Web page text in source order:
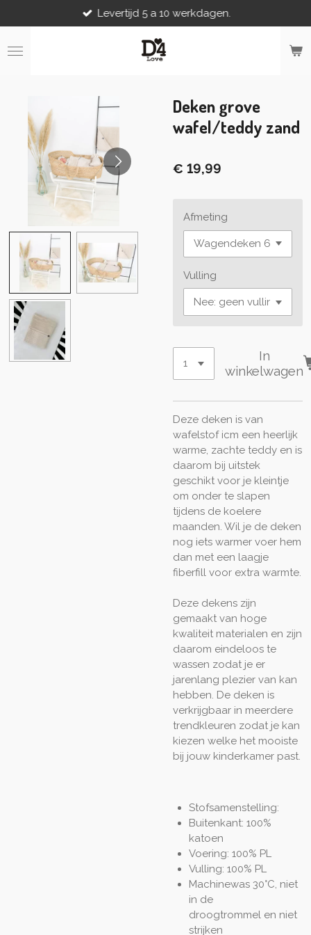
direct
naar
de
Levertijd 5 a 10 werkdagen.
Deken grove
wafel/teddy zand
€ 19,99
Afmeting
Vulling
In
winkelwagen
Deze deken is van
wafelstof icm een heerlijk
warme, zachte teddy en is
daarom bij uitstek
geschikt voor je kleintje
om onder te slapen
tijdens de koelere
maanden. Wil je de deken
nog iets warmer voer hem
dan met een laagje
fiberfill voor extra warmte.
Deze dekens zijn
gemaakt van hoge
kwaliteit materialen en zijn
daarom eindeloos te
wassen zodat je er
jarenlang plezier van kan
hebben. De deken is
verkrijgbaar in meerdere
trendkleuren zodat je kan
kiezen welke het mooiste
bij jouw kinderkamer past.
Stofsamenstelling:
Buitenkant: 100%
katoen
Voering: 100% PL
Vulling: 100% PL
Machinewas 30°C, niet
in de
droogtrommel en niet
strijken